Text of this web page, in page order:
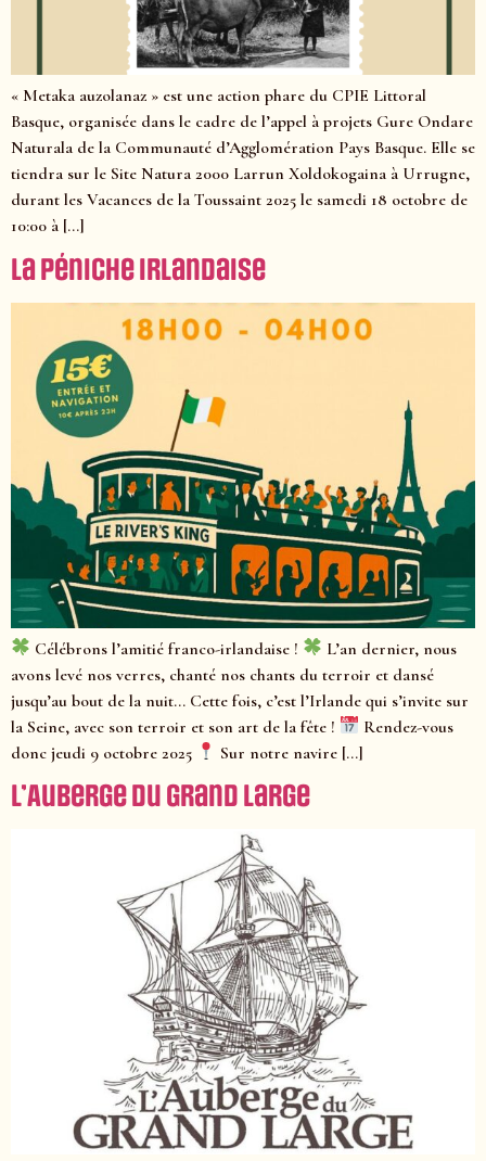
« Metaka auzolanaz » est une action phare du CPIE Littoral
Basque, organisée dans le cadre de l’appel à projets Gure Ondare
Naturala de la Communauté d’Agglomération Pays Basque. Elle se
tiendra sur le Site Natura 2000 Larrun Xoldokogaina à Urrugne,
durant les Vacances de la Toussaint 2025 le samedi 18 octobre de
10:00 à […]
La péniche irlandaise
Célébrons l’amitié franco-irlandaise !
L’an dernier, nous
avons levé nos verres, chanté nos chants du terroir et dansé
jusqu’au bout de la nuit… Cette fois, c’est l’Irlande qui s’invite sur
la Seine, avec son terroir et son art de la fête !
Rendez-vous
donc jeudi 9 octobre 2025
Sur notre navire […]
L’Auberge du Grand Large